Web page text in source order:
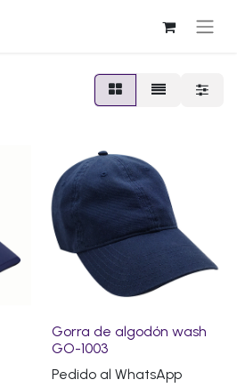
Gorra de algodón wash
GO-1003
Pedido al WhatsApp